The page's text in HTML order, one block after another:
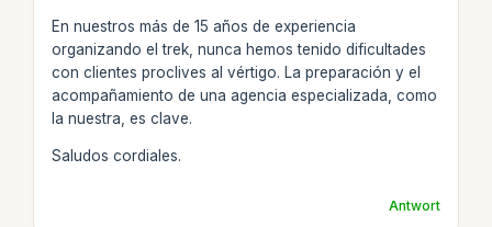
En nuestros más de 15 años de experiencia
organizando el trek, nunca hemos tenido dificultades
con clientes proclives al vértigo. La preparación y el
acompañamiento de una agencia especializada, como
la nuestra, es clave.
Saludos cordiales.
Antwort